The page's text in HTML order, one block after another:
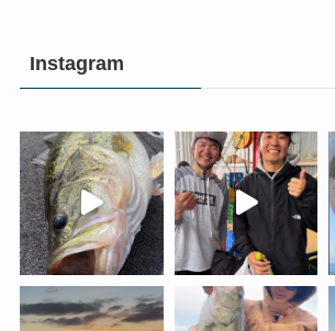
Instagram